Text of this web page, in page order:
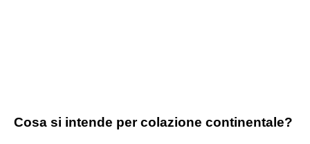
Cosa si intende per colazione continentale?